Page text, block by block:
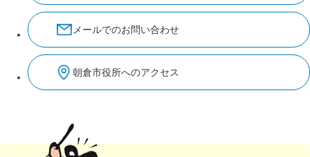
メールでのお問い合わせ
朝倉市役所へのアクセス